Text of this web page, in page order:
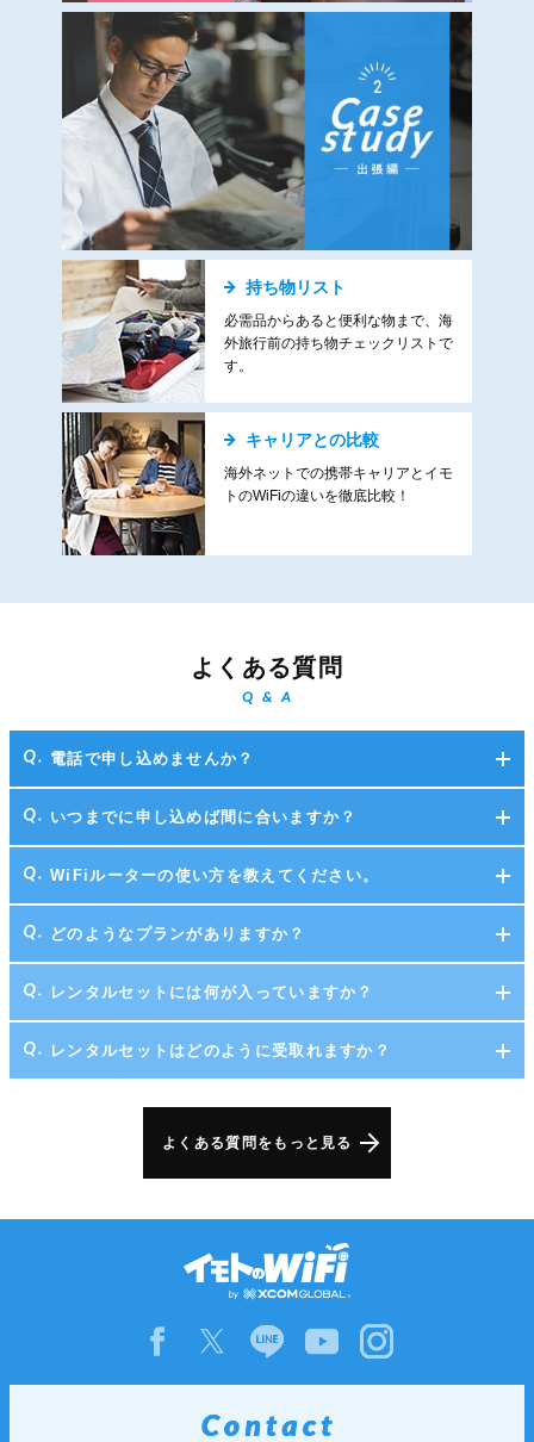
持ち物リスト
必需品からあると便利な物まで、海
外旅行前の持ち物チェックリストで
す。
キャリアとの比較
海外ネットでの携帯キャリアとイモ
トのWiFiの違いを徹底比較！
よくある質問
Q & A
電話で申し込めませんか？
いつまでに申し込めば間に合いますか？
WiFiルーターの使い方を教えてください。
どのようなプランがありますか？
レンタルセットには何が入っていますか？
レンタルセットはどのように受取れますか？
よくある質問をもっと見る